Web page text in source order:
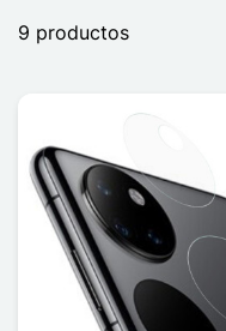
9 productos